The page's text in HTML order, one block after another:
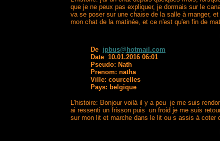
que je ne peux pas expliquer, je dormais sur le
va se poser sur une chaise de la salle à manger,
mon chat de la matinée, et ce n'est qu'en fin de
De jpbus@hotmail.com
Date 10.01.2016 06:01
Pseudo: Nath
Prenom: natha
Ville: courcelles
Pays: belgique
L'histoire: Bonjour voilà il y a peu je me suis
ai ressenti un frisson puis un froid je me suis
sur mon lit et marche dans le lit ou s assis à coter